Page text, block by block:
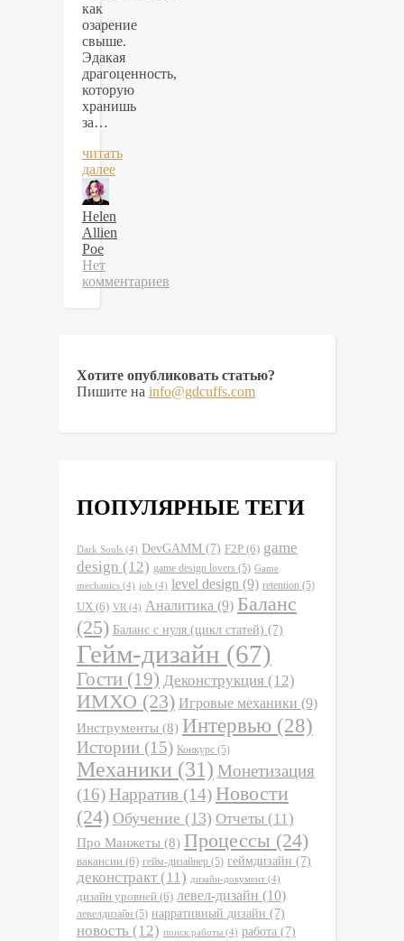
как
озарение
свыше.
Эдакая
драгоценность,
которую
хранишь
за…
читать
далее
Helen
Allien
Poe
Нет
комментариев
Хотите опубликовать статью?
Пишите на info@gdcuffs.com
ПОПУЛЯРНЫЕ ТЕГИ
Dark Souls (4) DevGAMM (7) F2P (6) game
design (12) game design lovers (5) Game
mechanics (4) job (4) level design (9) retention (5)
UX (6) VR (4) Аналитика (9) Баланс
(25) Баланс с нуля (цикл статей) (7)
Гейм-дизайн (67)
Гости (19) Деконструкция (12)
ИМХО (23) Игровые механики (9)
Инструменты (8) Интервью (28)
Истории (15) Конкурс (5)
Механики (31) Монетизация
(16) Нарратив (14) Новости
(24) Обучение (13) Отчеты (11)
Про Манжеты (8) Процессы (24)
вакансии (6) гейм-дизайнер (5) геймдизайн (7)
деконстракт (11) дизайн-документ (4)
дизайн уровней (6) левел-дизайн (10)
левелдизайн (5) нарративный дизайн (7)
новость (12) поиск работы (4) работа (7)